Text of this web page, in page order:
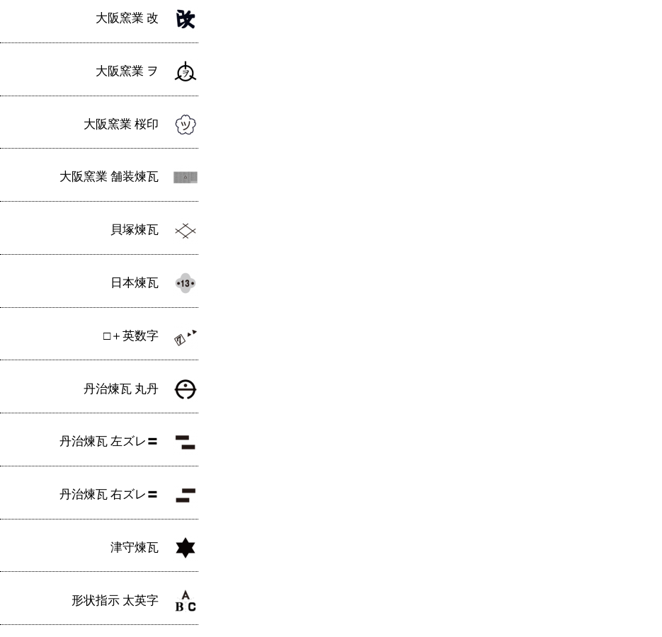
大阪窯業 改
大阪窯業 ヲ
大阪窯業 桜印
大阪窯業 舗装煉瓦
貝塚煉瓦
日本煉瓦
□＋英数字
丹治煉瓦 丸丹
丹治煉瓦 左ズレ〓
丹治煉瓦 右ズレ〓
津守煉瓦
形状指示 太英字